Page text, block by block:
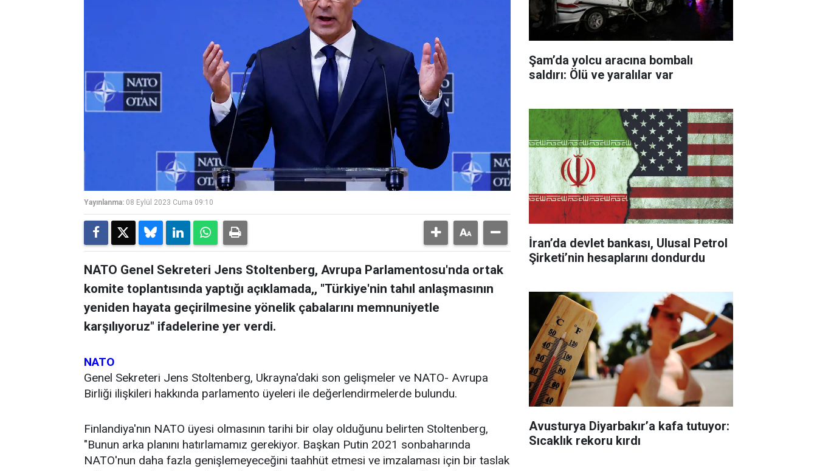
Yayınlanma: 08 Eylül 2023 Cuma 09:10
NATO Genel Sekreteri Jens Stoltenberg, Avrupa Parlamentosu'nda ortak
komite toplantısında yaptığı açıklamada,, "Türkiye'nin tahıl anlaşmasının
yeniden hayata geçirilmesine yönelik çabalarını memnuniyetle
karşılıyoruz" ifadelerine yer verdi.
NATO
Genel Sekreteri Jens Stoltenberg, Ukrayna'daki son gelişmeler ve NATO- Avrupa
Birliği ilişkileri hakkında parlamento üyeleri ile değerlendirmelerde bulundu.
Finlandiya'nın NATO üyesi olmasının tarihi bir olay olduğunu belirten Stoltenberg,
"Bunun arka planını hatırlamamız gerekiyor. Başkan Putin 2021 sonbaharında
NATO'nun daha fazla genişlemeyeceğini taahhüt etmesi ve imzalaması için bir taslak
Şam’da yolcu aracına bombalı
saldırı: Ölü ve yaralılar var
İran’da devlet bankası, Ulusal Petrol
Şirketi’nin hesaplarını dondurdu
Avusturya Diyarbakır’a kafa tutuyor:
Sıcaklık rekoru kırdı